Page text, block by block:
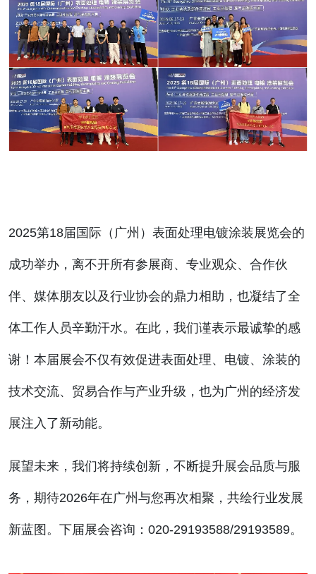
2025第18届国际（广州）表面处理电镀涂装展览会的
成功举办，离不开所有参展商、专业观众、合作伙
伴、媒体朋友以及行业协会的鼎力相助，也凝结了全
体工作人员辛勤汗水。在此，我们谨表示最诚挚的感
谢！本届展会不仅有效促进表面处理、电镀、涂装的
技术交流、贸易合作与产业升级，也为广州的经济发
展注入了新动能。
展望未来，我们将持续创新，不断提升展会品质与服
务，期待2026年在广州与您再次相聚，共绘行业发展
新蓝图。下届展会咨询：020-29193588/29193589。